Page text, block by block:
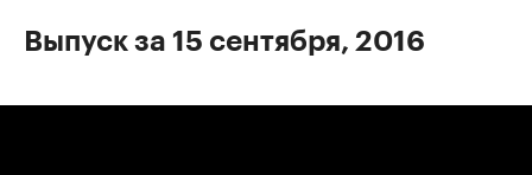
Выпуск за 15 сентября, 2016